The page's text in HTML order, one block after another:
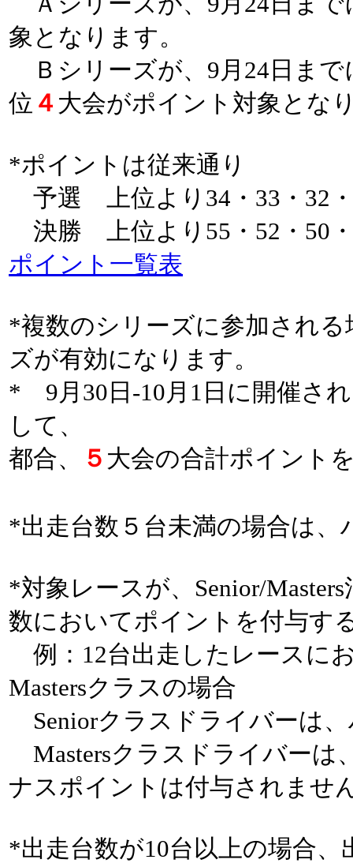
象となります。
Ｂシリーズが、9月24日ま
位 ４ 大会がポイント対象とな
*ポイントは従来通り
予選 上位より34・33・32
決勝 上位より55・52・50・
ポイント一覧表
*複数のシリーズに参加され
ズが有効になります。
* 9月30日-10月1日に開催さ
して、
都合、
５ 大会の合計ポイント
*出走台数５台未満の場合は
*対象レースが、Senior/
数においてポイントを付与す
例：12台出走したレースに
Mastersクラスの場合
Seniorクラスドライバーは
Mastersクラスドライバーは
ナスポイントは付与されませ
*出走台数が10台以上の場合